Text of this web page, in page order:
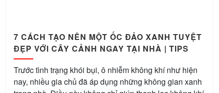
7 CÁCH TẠO NÊN MỘT ỐC ĐẢO XANH TUYỆT
ĐẸP VỚI CÂY CẢNH NGAY TẠI NHÀ | TIPS
Trước tình trạng khói bụi, ô nhiễm không khí như hiện
nay, nhiều gia chủ đã áp dụng những không gian xanh